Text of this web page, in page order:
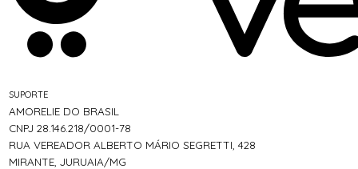
SUPORTE
AMORELIE DO BRASIL
CNPJ 28.146.218/0001-78
RUA VEREADOR ALBERTO MÁRIO SEGRETTI, 428
MIRANTE, JURUAIA/MG